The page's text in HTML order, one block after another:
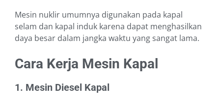
Mesin nuklir umumnya digunakan pada kapal
selam dan kapal induk karena dapat menghasilkan
daya besar dalam jangka waktu yang sangat lama.
Cara Kerja Mesin Kapal
1. Mesin Diesel Kapal